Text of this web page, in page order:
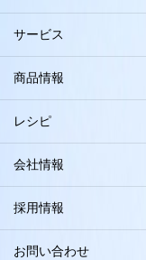
サービス
商品情報
レシピ
会社情報
採用情報
お問い合わせ